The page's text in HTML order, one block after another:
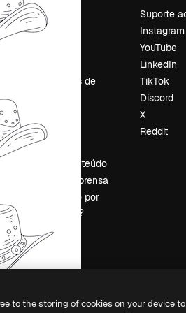
Preços
Sobre nós
Tendências de
Eventos
Slidesgo
Vender conteúdo
Sala de imprensa
Procurando por
magnific.ai?
Suporte
Instagram
YouTube
LinkedIn
TikTok
Discord
X
Reddit
to the storing of cookies on your device